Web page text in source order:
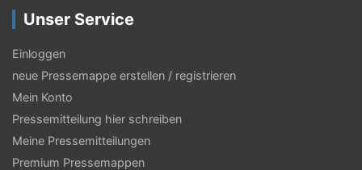
g
s
-
N
a
v
Unser Service
Einloggen
neue Pressemappe erstellen / registrieren
Mein Konto
Pressemitteilung hier schreiben
Meine Pressemitteilungen
Premium Pressemappen